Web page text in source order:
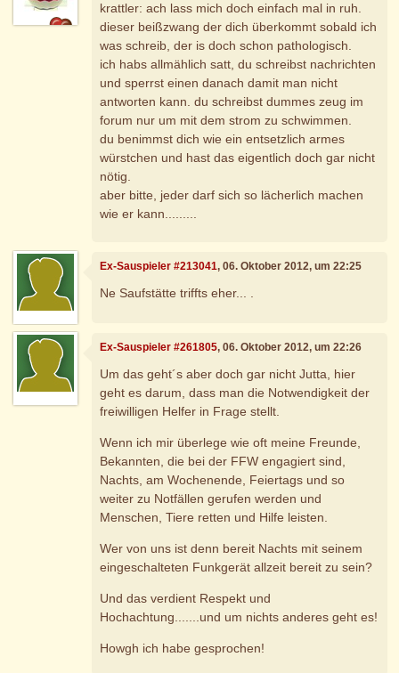
krattler: ach lass mich doch einfach mal in ruh.
dieser beißzwang der dich überkommt sobald ich
was schreib, der is doch schon pathologisch.
ich habs allmählich satt, du schreibst nachrichten
und sperrst einen danach damit man nicht
antworten kann. du schreibst dummes zeug im
forum nur um mit dem strom zu schwimmen.
du benimmst dich wie ein entsetzlich armes
würstchen und hast das eigentlich doch gar nicht
nötig.
aber bitte, jeder darf sich so lächerlich machen
wie er kann.........
Ex-Sauspieler #213041, 06. Oktober 2012, um 22:25
Ne Saufstätte triffts eher... .
Ex-Sauspieler #261805, 06. Oktober 2012, um 22:26
Um das geht´s aber doch gar nicht Jutta, hier
geht es darum, dass man die Notwendigkeit der
freiwilligen Helfer in Frage stellt.
Wenn ich mir überlege wie oft meine Freunde,
Bekannten, die bei der FFW engagiert sind,
Nachts, am Wochenende, Feiertags und so
weiter zu Notfällen gerufen werden und
Menschen, Tiere retten und Hilfe leisten.
Wer von uns ist denn bereit Nachts mit seinem
eingeschalteten Funkgerät allzeit bereit zu sein?
Und das verdient Respekt und
Hochachtung.......und um nichts anderes geht es!
Howgh ich habe gesprochen!